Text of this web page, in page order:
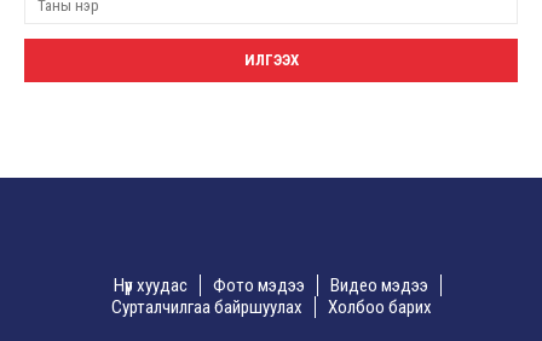
Нүүр хуудас Фото мэдээ
Видео мэдээ
Сурталчилгаа байршуулах
Холбоо барих